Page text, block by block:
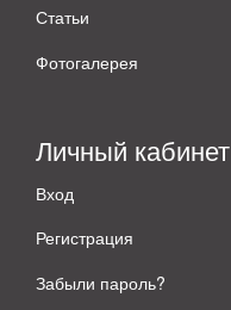
Статьи
Фотогалерея
Личный кабинет
Вход
Регистрация
Забыли пароль?